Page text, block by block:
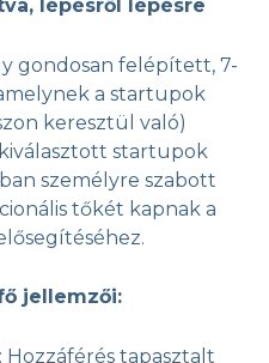
lépésről lépésre
gondosan felépített, 7-
a startupok
keresztül való)
startupok
személyre szabott
tőkét kapnak a
jellemzői:
tapasztalt